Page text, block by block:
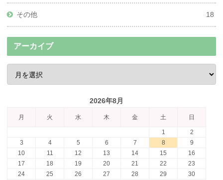
その他 18
アーカイブ
2026年8月
月 火 水 木 金 土 日
1
2
3
4 5 6 7 8
9
10
11 12 13 14 15
16
17
18 19 20 21 22
23
24
25 26 27 28 29
30